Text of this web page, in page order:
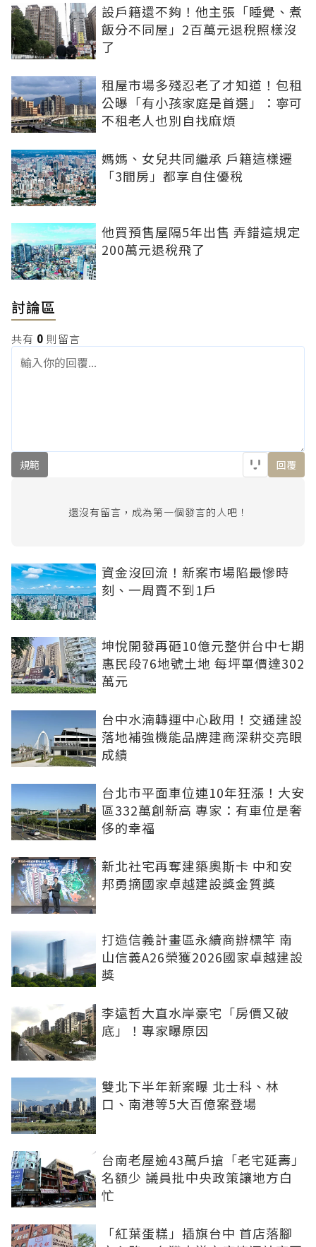
設戶籍還不夠！他主張「睡覺、煮
飯分不同屋」2百萬元退稅照樣沒
了
租屋市場多殘忍老了才知道！包租
公曝「有小孩家庭是首選」：寧可
不租老人也別自找麻煩
媽媽、女兒共同繼承 戶籍這樣遷
「3間房」都享自住優稅
他買預售屋隔5年出售 弄錯這規定
200萬元退稅飛了
討論區
共有 0 則留言
規範 回覆
還沒有留言，成為第一個發言的人吧！
資金沒回流！新案市場陷最慘時
刻、一周賣不到1戶
坤悅開發再砸10億元整併台中七期
惠民段76地號土地 每坪單價達302
萬元
台中水湳轉運中心啟用！交通建設
落地補強機能品牌建商深耕交亮眼
成績
台北市平面車位連10年狂漲！大安
區332萬創新高 專家：有車位是奢
侈的幸福
新北社宅再奪建築奧斯卡 中和安
邦勇摘國家卓越建設獎金質獎
打造信義計畫區永續商辦標竿 南
山信義A26榮獲2026國家卓越建設
獎
李遠哲大直水岸豪宅「房價又破
底」！專家曝原因
雙北下半年新案曝 北士科、林
口、南港等5大百億案登場
台南老屋逾43萬戶搶「老宅延壽」
名額少 議員批中央政策讓地方白
忙
「紅葉蛋糕」插旗台中 首店落腳